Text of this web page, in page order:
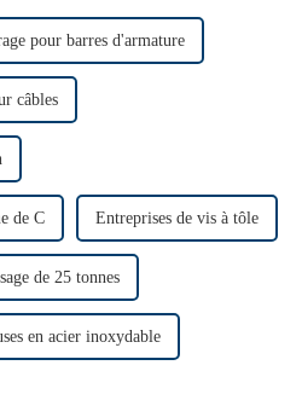
pour barres d'armature
câbles
de C Entreprises de vis à tôle
de 25 tonnes
en acier inoxydable